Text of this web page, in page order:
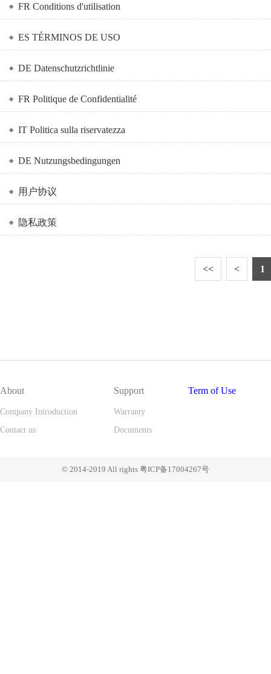
FR Conditions d'utilisation
ES TÉRMINOS DE USO
DE Datenschutzrichtlinie
FR Politique de Confidentialité
IT Politica sulla riservatezza
DE Nutzungsbedingungen
用户协议
隐私政策
<< < 1
About
Company Introduction
Contact us
Support
Warranty
Documents
Term of Use
© 2014-2019 All rights 粤ICP备17004267号